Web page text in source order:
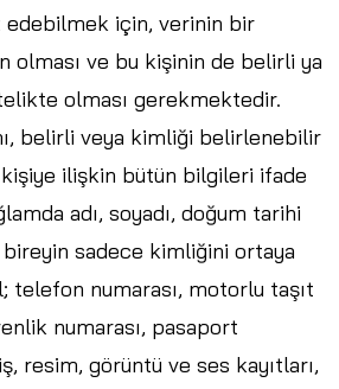
edebilmek için, verinin bir
olması ve bu kişinin de belirli ya
olması gerekmektedir.
belirli veya kimliği belirlenebilir
ilişkin bütün bilgileri ifade
adı, soyadı, doğum tarihi
sadece kimliğini ortaya
telefon numarası, motorlu taşıt
numarası, pasaport
resim, görüntü ve ses kayıtları,